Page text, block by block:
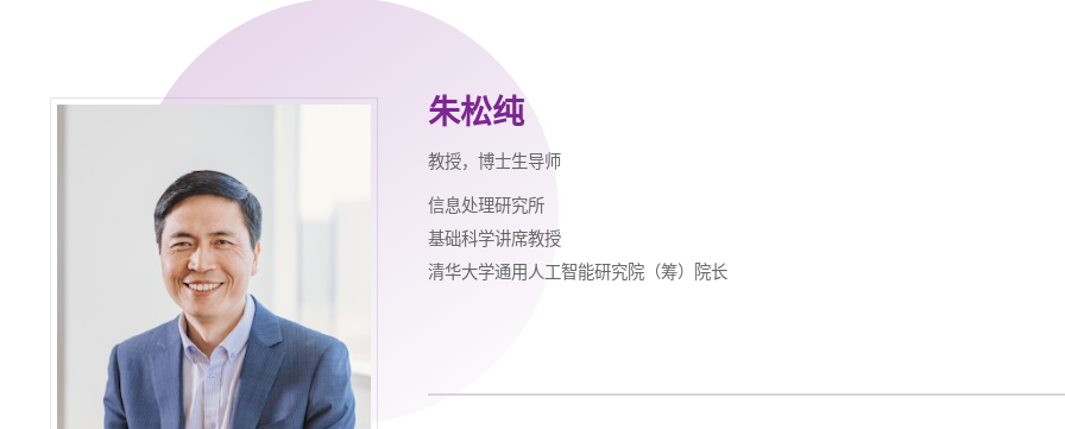
朱松纯
教授，博士生导师
信息处理研究所
基础科学讲席教授
清华大学通用人工智能研究院（筹）院长